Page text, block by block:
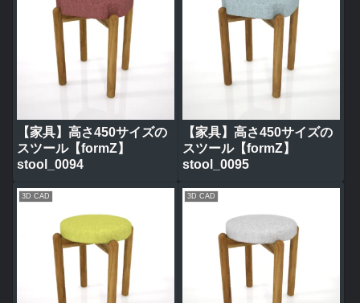
【家具】高さ450サイズの
スツール【formZ】
stool_0094
【家具】高さ450サイズの
スツール【formZ】
stool_0095
3D CAD 3D CAD